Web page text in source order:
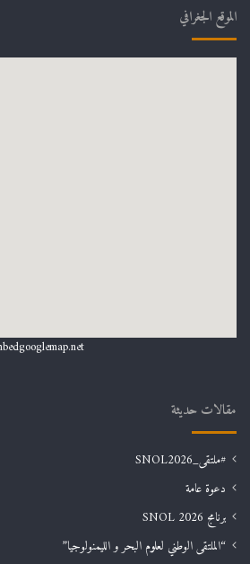
الموقع الجغرافي
مقالات حديثة
#ملتقى_SNOL2026
دعوة عامة
برنامج SNOL 2026
“الملتقى الوطني لعلوم البحر و الليمنولوجيا”